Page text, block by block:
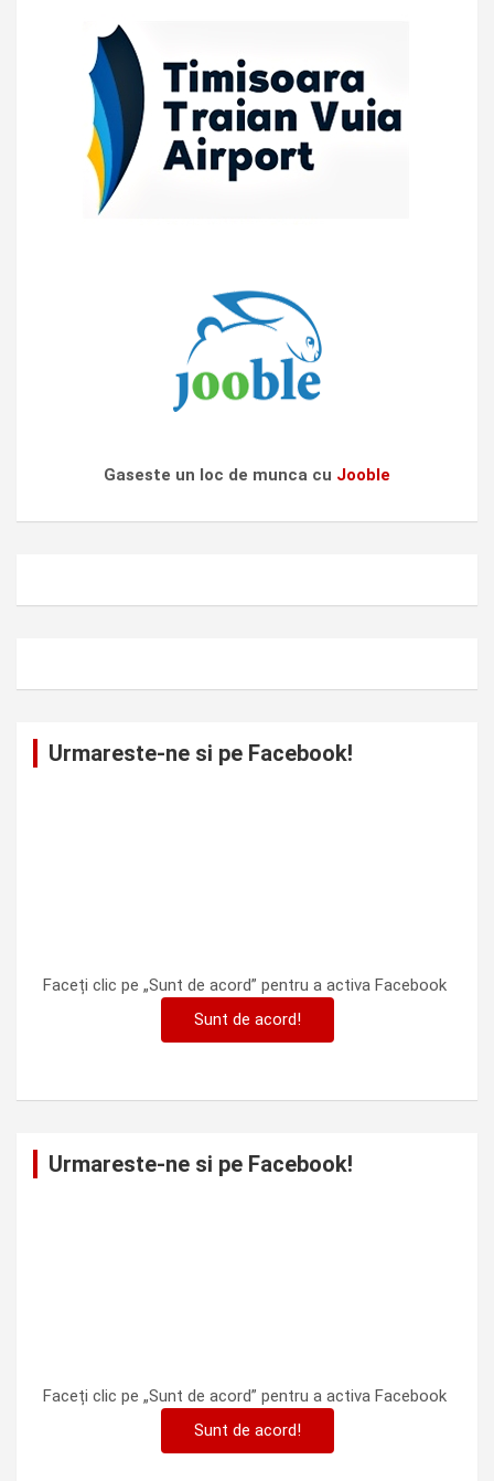
Gaseste un loc de munca cu Jooble
Urmareste-ne si pe Facebook!
Faceți clic pe „Sunt de acord” pentru a activa Facebook
Sunt de acord!
Urmareste-ne si pe Facebook!
Faceți clic pe „Sunt de acord” pentru a activa Facebook
Sunt de acord!